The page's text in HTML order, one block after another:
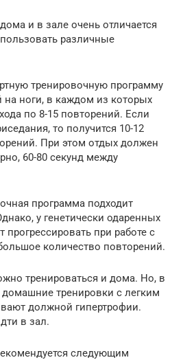
и в зале очень отличается
различные
тренировочную программу
на ноги, в каждом из которых
по 8-15 повторений. Если
то получится 10-12
При этом отдых должен
60-80 секунд между
программа подходит
у генетически одаренных
прогрессировать при работе с
количество повторений.
тренироваться и дома. Но, в
тренировки с легким
должной гипертрофии.
в зал.
следующим